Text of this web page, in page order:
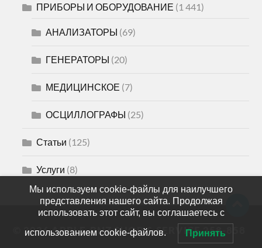
ПРИБОРЫ И ОБОРУДОВАНИЕ (1 441)
АНАЛИЗАТОРЫ (69)
ГЕНЕРАТОРЫ (20)
МЕДИЦИНСКОЕ (7)
ОСЦИЛЛОГРАФЫ (25)
Статьи (125)
Услуги (8)
© 2026APPLE-PNZ SHOP & SERVICE 258-858
Мы используем cookie-файлы для наилучшего
представления нашего сайта. Продолжая
использовать этот сайт, вы соглашаетесь с
использованием cookie-файлов. Принять